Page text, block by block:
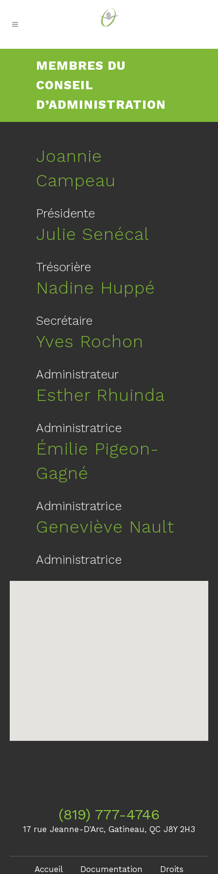
MEMBRES DU
CONSEIL
D’ADMINISTRATION
Joannie
Campeau
Présidente
Julie Senécal
Trésorière
Nadine Huppé
Secrétaire
Yves Rochon
Administrateur
Esther Rhuinda
Administratrice
Émilie Pigeon-
Gagné
Administratrice
Geneviève Nault
Administratrice
(819) 777-4746
17 rue Jeanne-D'Arc, Gatineau, QC J8Y 2H3
Accueil Documentation Droits